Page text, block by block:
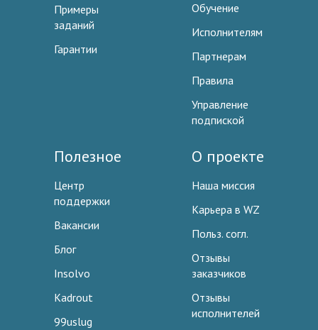
Примеры
заданий
Гарантии
Обучение
Исполнителям
Партнерам
Правила
Управление
подпиской
Полезное
Центр
поддержки
Вакансии
Блог
Insolvo
Kadrout
99uslug
О проекте
Наша миссия
Карьера в WZ
Польз. согл.
Отзывы
заказчиков
Отзывы
исполнителей